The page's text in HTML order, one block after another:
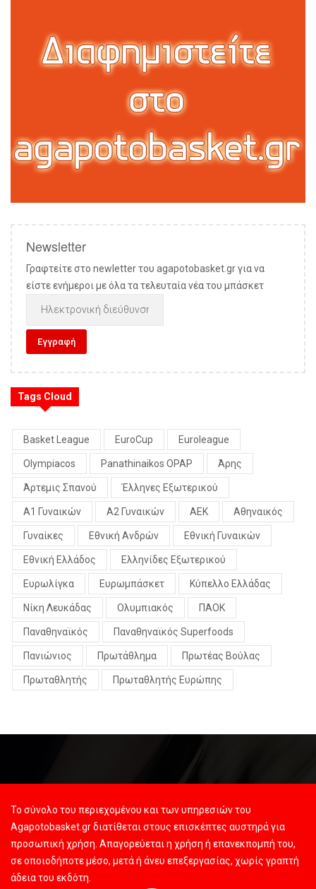
Newsletter
Γραφτείτε στο newletter του agapotobasket.gr για να
είστε ενήμεροι με όλα τα τελευταία νέα του μπάσκετ
Tags Cloud
Basket League EuroCup Euroleague
Olympiacos Panathinaikos OPAP Άρης
Άρτεμις Σπανού Έλληνες Εξωτερικού
Α1 Γυναικών Α2 Γυναικών ΑΕΚ Αθηναικός
Γυναίκες Εθνική Ανδρών Εθνική Γυναικών
Εθνική Ελλάδος Ελληνίδες Εξωτερικού
Ευρωλίγκα Ευρωμπάσκετ Κύπελλο Ελλάδας
Νίκη Λευκάδας Ολυμπιακός ΠΑΟΚ
Παναθηναϊκός Παναθηναϊκός Superfoods
Πανιώνιος Πρωτάθλημα Πρωτέας Βούλας
Πρωταθλητής Πρωταθλητής Ευρώπης
Το σύνολο του περιεχομένου και των υπηρεσιών του
Agapotobasket.gr διατίθεται στους επισκέπτες αυστηρά για
προσωπική χρήση. Απαγορεύεται η χρήση ή επανεκπομπή του,
σε οποιοδήποτε μέσο, μετά ή άνευ επεξεργασίας, χωρίς γραπτή
άδεια του εκδότη.